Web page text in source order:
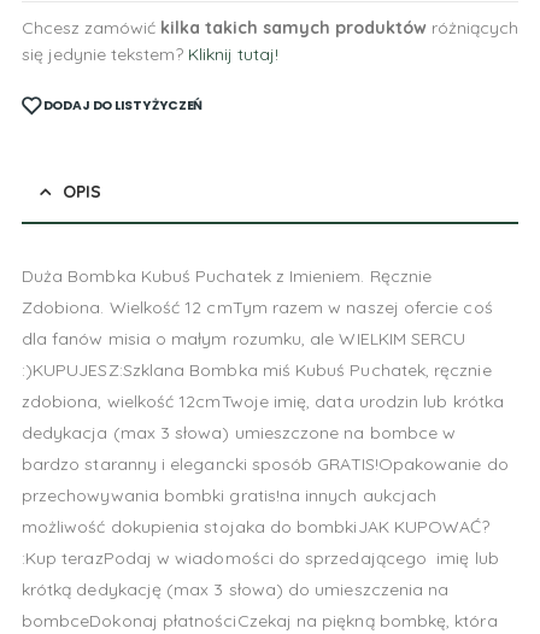
Chcesz zamówić kilka takich samych produktówróżniących
się jedynie tekstem? Kliknij tutaj!
DODAJ DO LISTY ŻYCZEŃ
OPIS
Duża Bombka Kubuś Puchatek z Imieniem. Ręcznie
Zdobiona. Wielkość 12 cmTym razem w naszej ofercie coś
dla fanów misia o małym rozumku, ale WIELKIM SERCU
:)KUPUJESZ:Szklana Bombka miś Kubuś Puchatek, ręcznie
zdobiona, wielkość 12cmTwoje imię, data urodzin lub krótka
dedykacja (max 3 słowa) umieszczone na bombce w
bardzo staranny i elegancki sposób GRATIS!Opakowanie do
przechowywania bombki gratis!na innych aukcjach
możliwość dokupienia stojaka do bombkiJAK KUPOWAĆ?
:Kup terazPodaj w wiadomości do sprzedającego imię lub
krótką dedykację (max 3 słowa) do umieszczenia na
bombceDokonaj płatnościCzekaj na piękną bombkę, która